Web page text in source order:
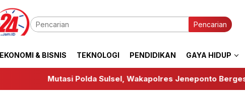
Pencarian
EKONOMI & BISNIS TEKNOLOGI PENDIDIKAN GAYA HIDUP
Polda Sulsel, Wakapolres Jeneponto Bergeser dan Tiga